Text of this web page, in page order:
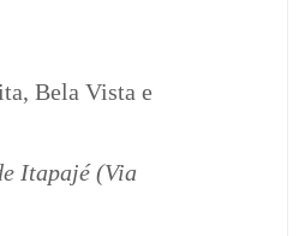
Bela Vista e
Itapajé (Via